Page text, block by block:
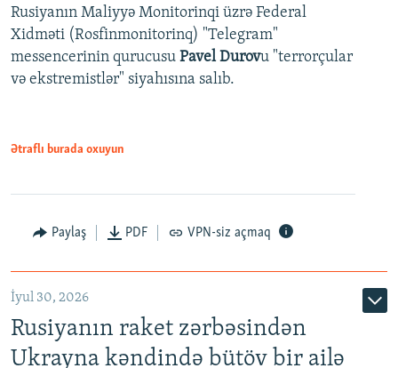
Rusiyanın Maliyyə Monitorinqi üzrə Federal
Xidməti (Rosfinmonitorinq) "Telegram"
messencerinin qurucusu Pavel Durovu "terrorçular
və ekstremistlər" siyahısına salıb.
Ətraflı burada oxuyun
Paylaş PDF VPN-siz açmaq
İyul 30, 2026
Rusiyanın raket zərbəsindən
Ukrayna kəndində bütöv bir ailə